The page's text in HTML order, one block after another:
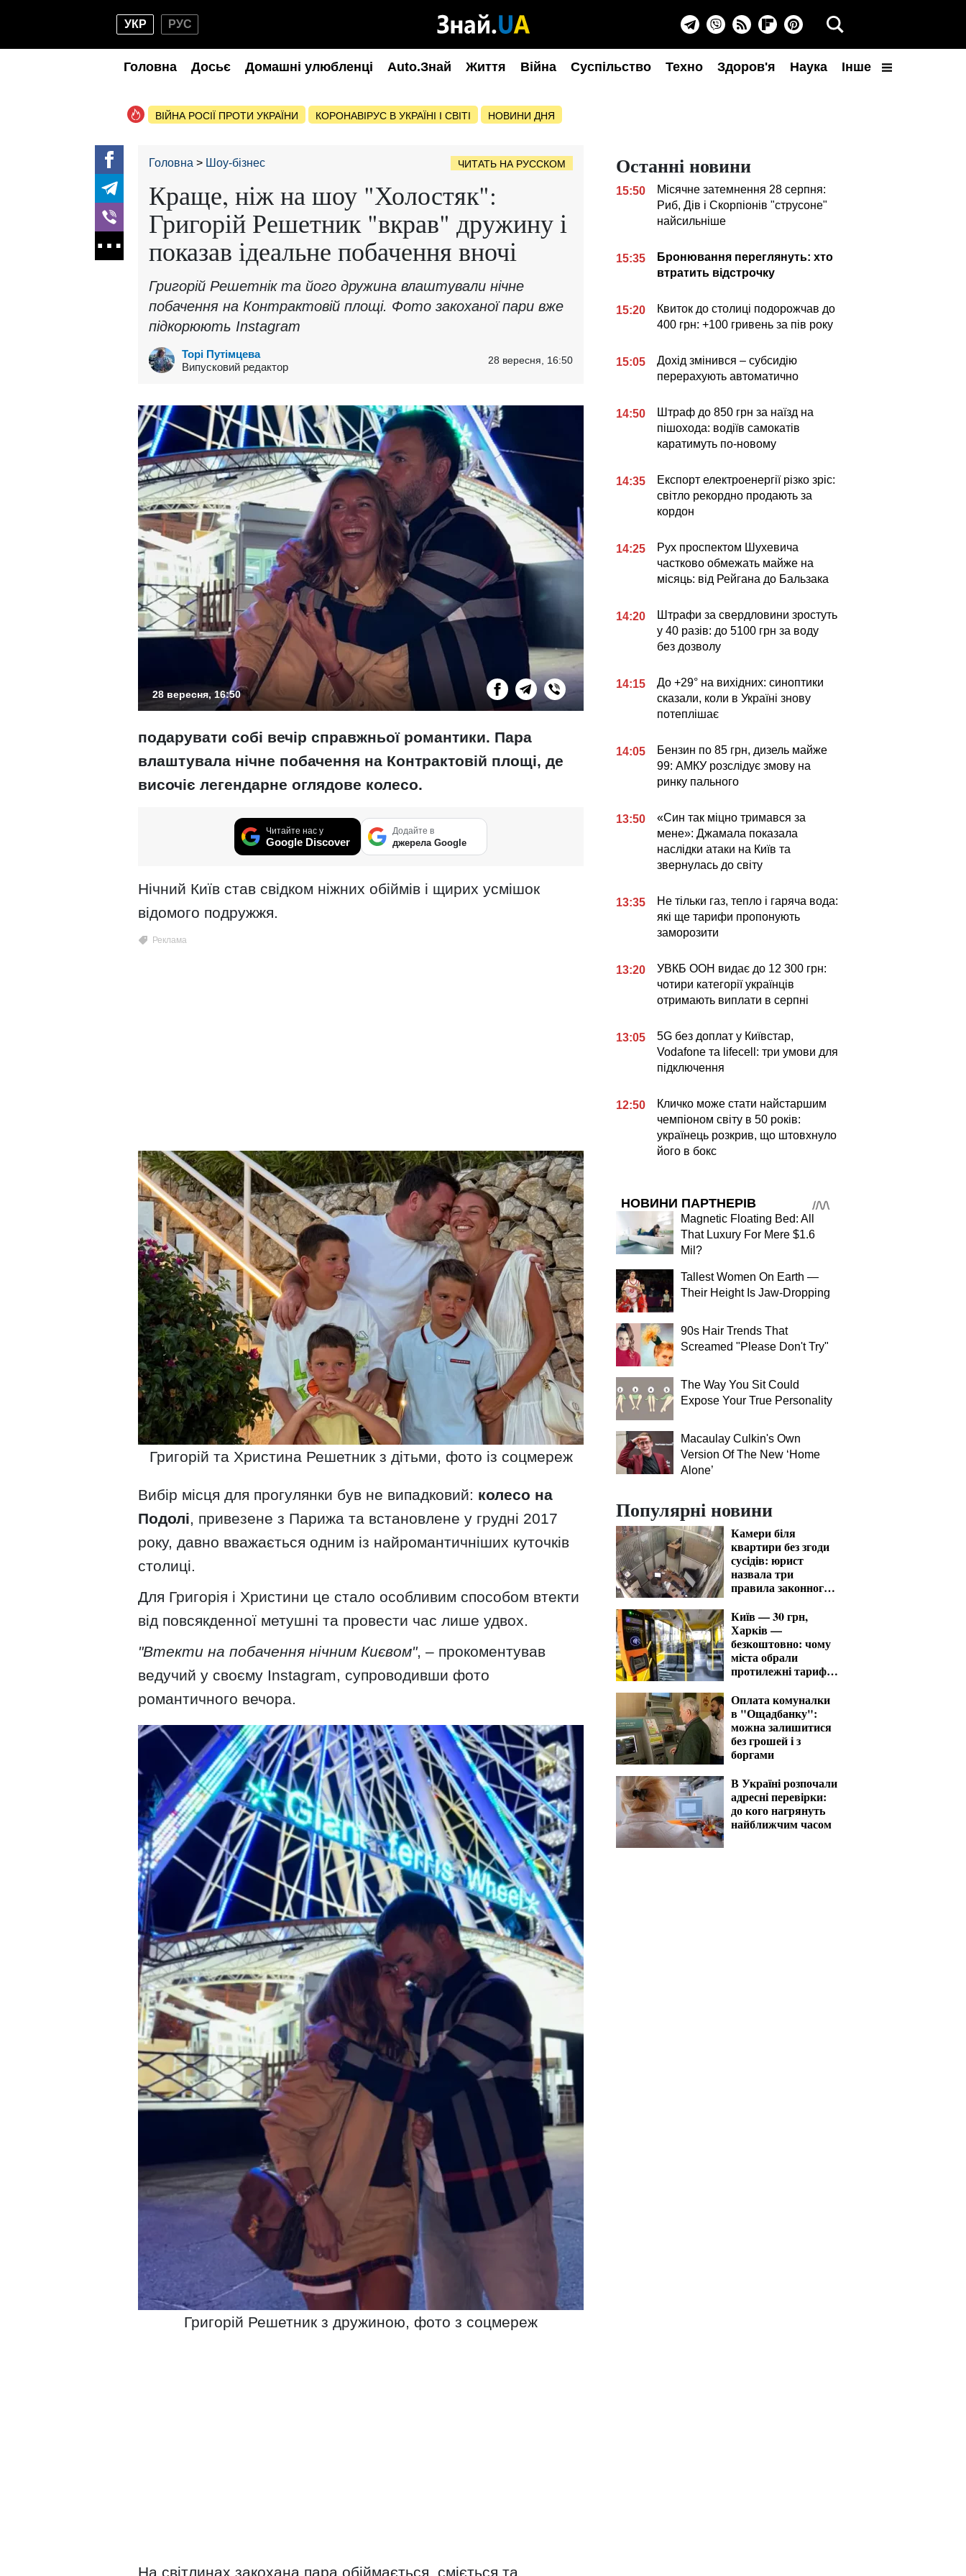
УКР РУС
Головна Досьє Домашні улюбленці Auto.Знай Життя Війна Суспільство Техно Здоров'я Наука Інше
ВІЙНА РОСІЇ ПРОТИ УКРАЇНИ КОРОНАВІРУС В УКРАЇНІ І СВІТІ НОВИНИ ДНЯ
Головна Шоу-бізнес ЧИТАТЬ НА РУССКОМ
Краще, ніж на шоу "Холостяк":
Григорій Решетник "вкрав" дружину і
показав ідеальне побачення вночі
Григорій Решетнік та його дружина влаштували нічне
побачення на Контрактовій площі. Фото закоханої пари вже
підкорюють Instagram
Торі Путімцева
Випусковий редактор
28 вересня, 16:50
28 вересня, 16:50
подарувати собі вечір справжньої романтики. Пара
влаштувала нічне побачення на Контрактовій площі, де
височіє легендарне оглядове колесо.
Читайте нас у
Google Discover
Додайте в
джерела Google
Нічний Київ став свідком ніжних обіймів і щирих усмішок
відомого подружжя.
Григорій та Христина Решетник з дітьми, фото із соцмереж
Вибір місця для прогулянки був не випадковий: колесо на
Подолі, привезене з Парижа та встановлене у грудні 2017
року, давно вважається одним із найромантичніших куточків
столиці.
Для Григорія і Христини це стало особливим способом втекти
від повсякденної метушні та провести час лише удвох.
"Втекти на побачення нічним Києвом", – прокоментував
ведучий у своєму Instagram, супроводивши фото
романтичного вечора.
Григорій Решетник з дружиною, фото з соцмереж
На світлинах закохана пара обіймається, сміється та
Останні новини
15:50
Місячне затемнення 28 серпня:
Риб, Дів і Скорпіонів "струсоне"
найсильніше
15:35
Бронювання переглянуть: хто
втратить відстрочку
15:20
Квиток до столиці подорожчав до
400 грн: +100 гривень за пів року
15:05
Дохід змінився – субсидію
перерахують автоматично
14:50
Штраф до 850 грн за наїзд на
пішохода: водіїв самокатів
каратимуть по-новому
14:35
Експорт електроенергії різко зріс:
світло рекордно продають за
кордон
14:25
Рух проспектом Шухевича
частково обмежать майже на
місяць: від Рейгана до Бальзака
14:20
Штрафи за свердловини зростуть
у 40 разів: до 5100 грн за воду
без дозволу
14:15
До +29° на вихідних: синоптики
сказали, коли в Україні знову
потеплішає
14:05
Бензин по 85 грн, дизель майже
99: АМКУ розслідує змову на
ринку пального
13:50
«Син так міцно тримався за
мене»: Джамала показала
наслідки атаки на Київ та
звернулась до світу
13:35
Не тільки газ, тепло і гаряча вода:
які ще тарифи пропонують
заморозити
13:20
УВКБ ООН видає до 12 300 грн:
чотири категорії українців
отримають виплати в серпні
13:05
5G без доплат у Київстар,
Vodafone та lifecell: три умови для
підключення
12:50
Кличко може стати найстаршим
чемпіоном світу в 50 років:
українець розкрив, що штовхнуло
його в бокс
НОВИНИ ПАРТНЕРІВ
Magnetic Floating Bed: All
That Luxury For Mere $1.6
Mil?
Tallest Women On Earth —
Their Height Is Jaw-Dropping
90s Hair Trends That
Screamed "Please Don't Try"
The Way You Sit Could
Expose Your True Personality
Macaulay Culkin's Own
Version Of The New ‘Home
Alone’
Популярні новини
Камери біля
квартири без згоди
сусідів: юрист
назвала три
правила законного
Київ — 30 грн,
Харків —
безкоштовно: чому
міста обрали
протилежні тарифи
Оплата комуналки
в "Ощадбанку":
можна залишитися
без грошей і з
боргами
В Україні розпочали
адресні перевірки:
до кого нагрянуть
найближчим часом